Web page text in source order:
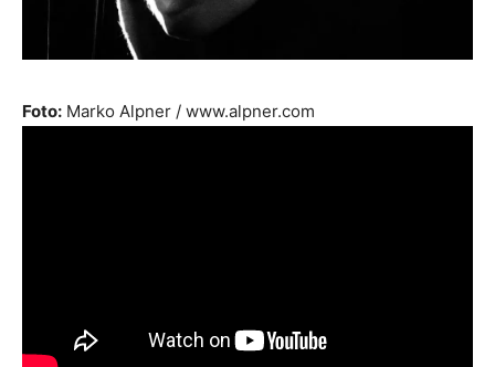
Foto: Marko Alpner / www.alpner.com